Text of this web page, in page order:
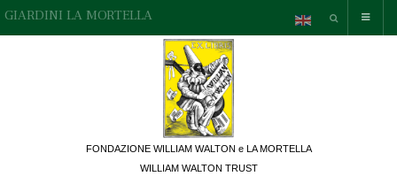
GIARDINI LA MORTELLA
FONDAZIONE WILLIAM WALTON e LA MORTELLA
WILLIAM WALTON TRUST